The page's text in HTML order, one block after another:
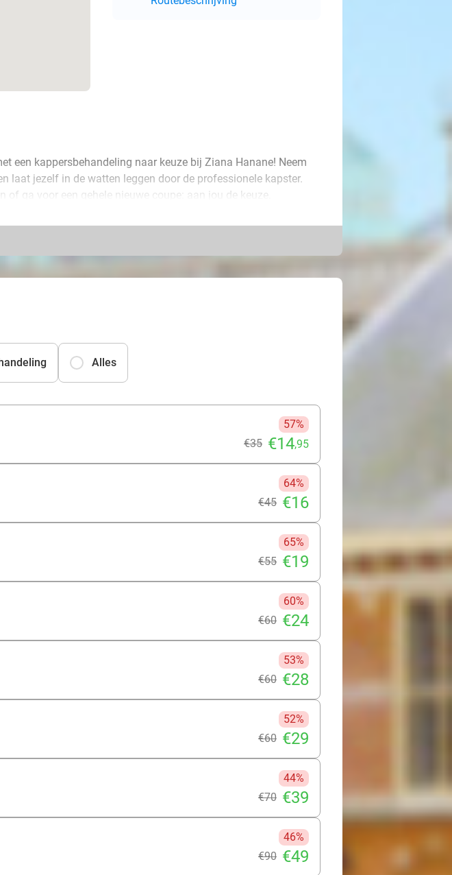
een kappersbehandeling naar keuze bij Ziana Hanane! Neem
laat jezelf in de watten leggen door de professionele kapster.
of ga voor een gehele nieuwe coupe: aan jou de keuze.
om je haren of uitgroei te laten verven. Laat je adviseren en stap
haren weer naar buiten. Of geef je haar een boost met een
Keratine maakt het haar glad, zacht en pluisvrij, terwijl
haar van binnenuit versterkt en herstelt. Ervaar het zelf!
Alles
57%
€35 €14,95
64%
€45 €16
65%
€55 €19
60%
€60 €24
53%
€60 €28
52%
€60 €29
44%
€70 €39
46%
€90 €49